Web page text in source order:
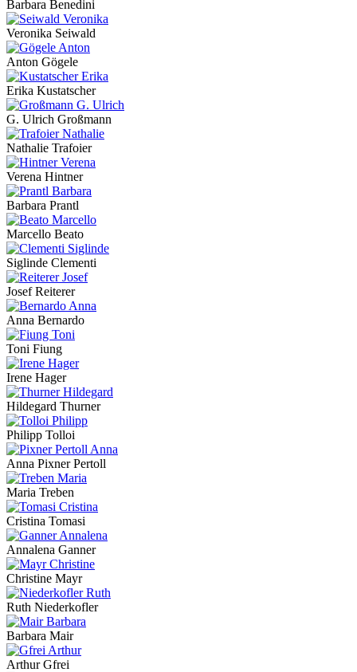
Barbara Benedini
Veronika Seiwald
Anton Gögele
Erika Kustatscher
G. Ulrich Großmann
Nathalie Trafoier
Verena Hintner
Barbara Prantl
Marcello Beato
Siglinde Clementi
Josef Reiterer
Anna Bernardo
Toni Fiung
Irene Hager
Hildegard Thurner
Philipp Tolloi
Anna Pixner Pertoll
Maria Treben
Cristina Tomasi
Annalena Ganner
Christine Mayr
Ruth Niederkofler
Barbara Mair
Arthur Gfrei